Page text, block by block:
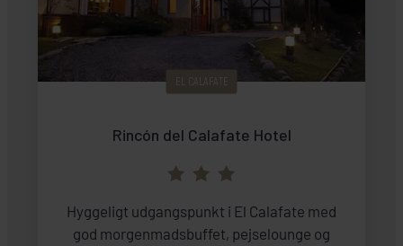
EL CALAFATE
Rincón del Calafate Hotel
Hyggeligt udgangspunkt i El Calafate med
god morgenmadsbuffet, pejselounge og